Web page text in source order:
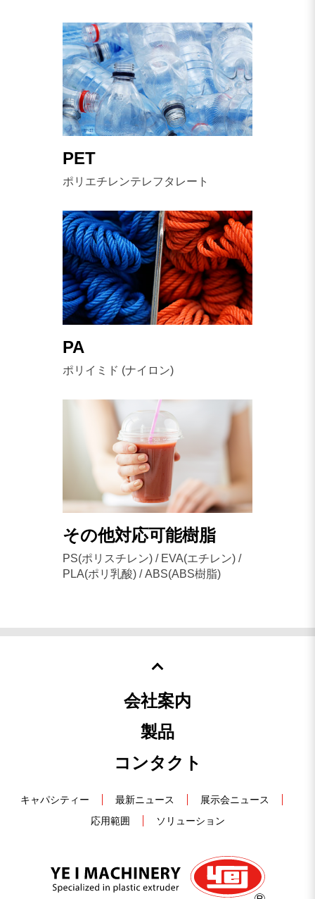
PET
ポリエチレンテレフタレート
PA
ポリイミド (ナイロン)
その他対応可能樹脂
PS(ポリスチレン) / EVA(エチレン) /
PLA(ポリ乳酸) / ABS(ABS樹脂)
会社案内
製品
コンタクト
キャパシティー 最新ニュース
展示会ニュース
応用範囲
ソリューション